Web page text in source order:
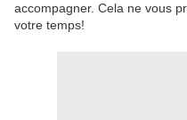
accompagner. Cela ne vous
votre temps!